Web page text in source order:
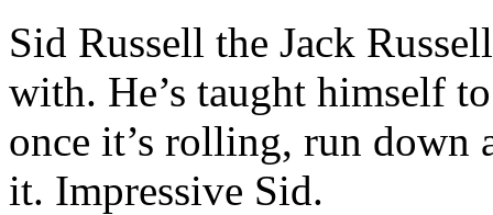
Sid Russell the Jack
with. He’s taught himself
once it’s rolling, run down
it. Impressive Sid.